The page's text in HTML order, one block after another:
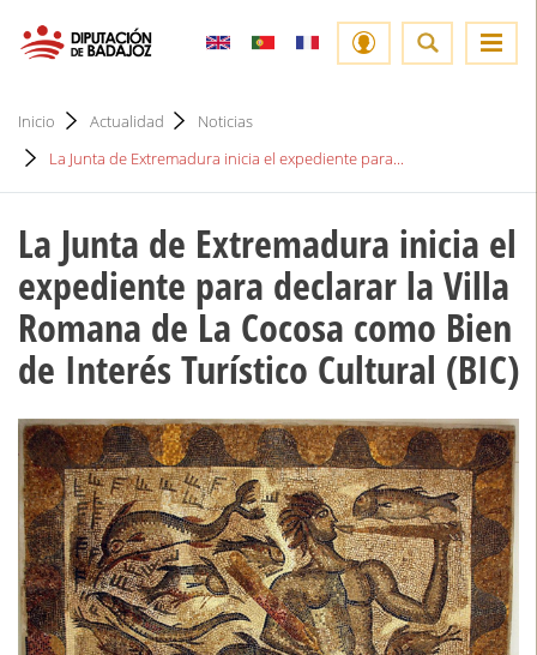
Inicio Actualidad
Noticias
La Junta de Extremadura inicia el expediente para...
La Junta de Extremadura inicia el
expediente para declarar la Villa
Romana de La Cocosa como Bien
de Interés Turístico Cultural (BIC)